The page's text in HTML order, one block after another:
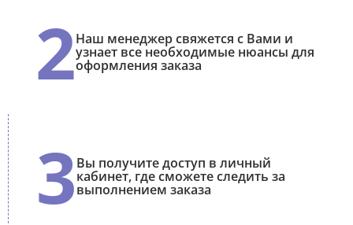
2Наш менеджер свяжется с Вами и
узнает все необходимые нюансы для
оформления заказа
3Вы получите доступ в личный
кабинет, где сможете следить за
выполнением заказа